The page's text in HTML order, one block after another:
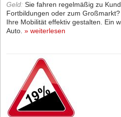
Geld: Sie fahren regelmäßig zu
Fortbildungen oder zum
Ihre Mobilität effektiv gestalten. Ein
Auto. » weiterlesen